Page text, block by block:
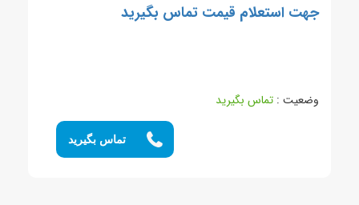
جهت استعلام قیمت تماس بگیرید
وضعیت : تماس بگیرید
تماس بگیرید